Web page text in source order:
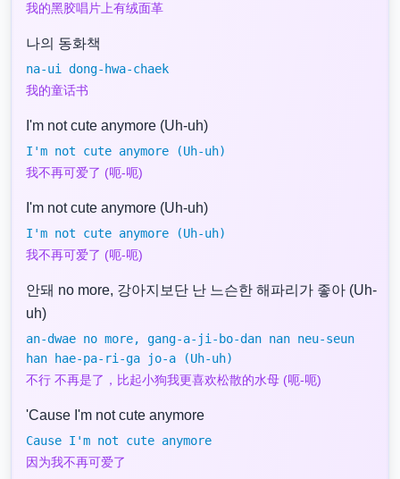
我的黑胶唱片上有绒面革
나의 동화책
na-ui dong-hwa-chaek
我的童话书
I'm not cute anymore (Uh-uh)
I'm not cute anymore (Uh-uh)
我不再可爱了 (呃-呃)
I'm not cute anymore (Uh-uh)
I'm not cute anymore (Uh-uh)
我不再可爱了 (呃-呃)
안돼 no more, 강아지보단 난 느슨한 해파리가 좋아 (Uh-
uh)
an-dwae no more, gang-a-ji-bo-dan nan neu-seun
han hae-pa-ri-ga jo-a (Uh-uh)
不行 不再是了，比起小狗我更喜欢松散的水母 (呃-呃)
'Cause I'm not cute anymore
Cause I'm not cute anymore
因为我不再可爱了